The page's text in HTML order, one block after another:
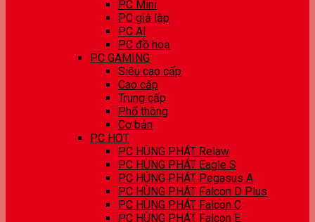
PC Mini
PC giả lập
PC AI
PC đồ hoạ
PC GAMING
Siêu cao cấp
Cao cấp
Trung cấp
Phổ thông
Cơ bản
PC HOT
PC HÙNG PHÁT Relaw
PC HÙNG PHÁT Eagle S
PC HÙNG PHÁT Pegasus A
PC HÙNG PHÁT Falcon D Plus
PC HÙNG PHÁT Falcon C
PC HÙNG PHÁT Falcon E